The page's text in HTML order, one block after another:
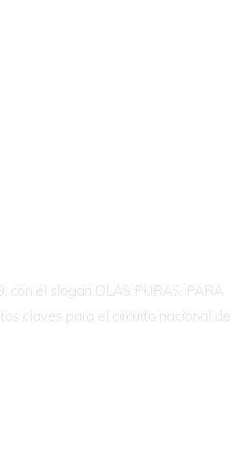
con el slogan OLAS PURAS, PARA
claves para el circuito nacional de